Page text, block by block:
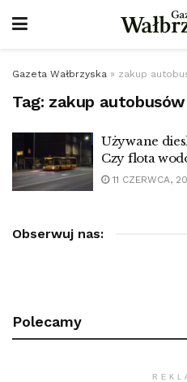
Gazeta Wałbrzyska » zakup
Tag: zakup autobusów
Używane
Czy flota
11 CZERWCA,
Obserwuj nas:
Polecamy